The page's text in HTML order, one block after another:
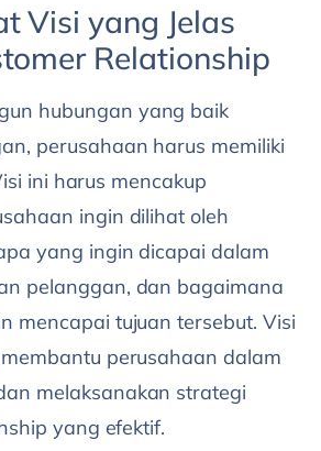
Visi yang Jelas
Relationship
hubungan yang baik
perusahaan harus memiliki
ini harus mencakup
ingin dilihat oleh
yang ingin dicapai dalam
pelanggan, dan bagaimana
mencapai tujuan tersebut. Visi
perusahaan dalam
melaksanakan strategi
yang efektif.